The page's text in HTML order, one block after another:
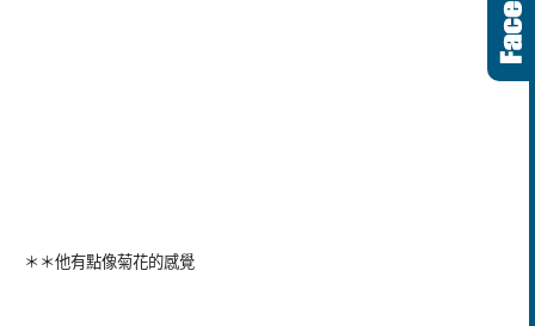
＊＊他有點像菊花的感覺